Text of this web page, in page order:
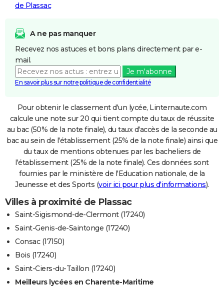
de Plassac
A ne pas manquer
Recevez nos astuces et bons plans directement par e-
mail.
Je m'abonne
En savoir plus sur notre politique de confidentialité
Pour obtenir le classement d'un lycée, Linternaute.com
calcule une note sur 20 qui tient compte du taux de réussite
au bac (50% de la note finale), du taux d'accès de la seconde au
bac au sein de l'établissement (25% de la note finale) ainsi que
du taux de mentions obtenues par les bacheliers de
l'établissement (25% de la note finale). Ces données sont
fournies par le ministère de l'Education nationale, de la
Jeunesse et des Sports (voir ici pour plus d'informations).
Villes à proximité de Plassac
Saint-Sigismond-de-Clermont (17240)
Saint-Genis-de-Saintonge (17240)
Consac (17150)
Bois (17240)
Saint-Ciers-du-Taillon (17240)
Meilleurs lycées en Charente-Maritime